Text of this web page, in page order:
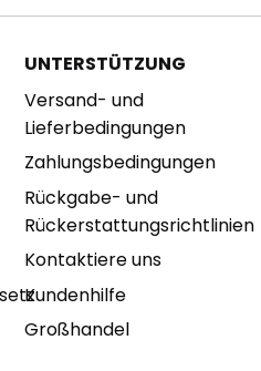
UNTERSTÜTZUNG
Versand- und
Lieferbedingungen
Zahlungsbedingungen
Rückgabe- und
Rückerstattungsrichtlinien
Kontaktiere uns
Kundenhilfe
Großhandel